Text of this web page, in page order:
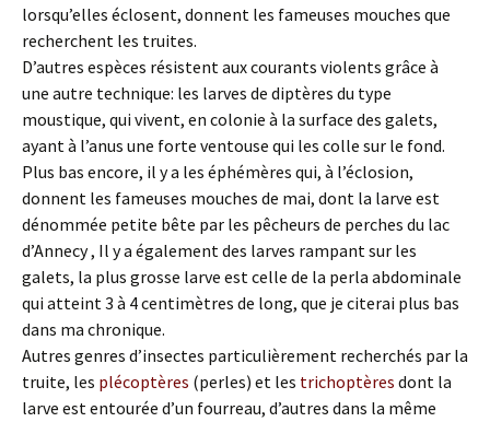
lorsqu’elles éclosent, donnent les fameuses mouches que
recherchent les truites.
D’autres espèces résistent aux courants violents grâce à
une autre technique: les larves de diptères du type
moustique, qui vivent, en colonie à la surface des galets,
ayant à l’anus une forte ventouse qui les colle sur le fond.
Plus bas encore, il y a les éphémères qui, à l’éclosion,
donnent les fameuses mouches de mai, dont la larve est
dénommée petite bête par les pêcheurs de perches du lac
d’Annecy , Il y a également des larves rampant sur les
galets, la plus grosse larve est celle de la perla abdominale
qui atteint 3 à 4 centimètres de long, que je citerai plus bas
dans ma chronique.
Autres genres d’insectes particulièrement recherchés par la
truite, les plécoptères (perles) et les trichoptères dont la
larve est entourée d’un fourreau, d’autres dans la même